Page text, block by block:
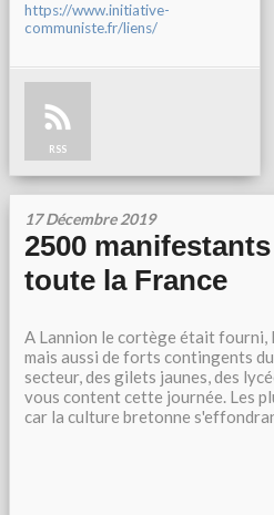
https://www.initiative-
communiste.fr/liens/
RSS
17 Décembre 2019
2500
toute la France
A Lannion le cortège était fourni,
mais aussi de forts contingents
secteur, des gilets jaunes, des
vous content cette journée. Les
car la culture bretonne